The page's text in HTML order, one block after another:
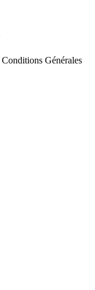
Générales